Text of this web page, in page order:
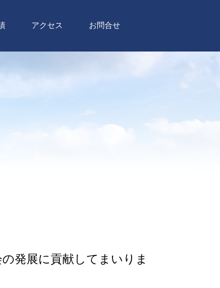
アクセス お問合せ
発展に貢献してまいりま